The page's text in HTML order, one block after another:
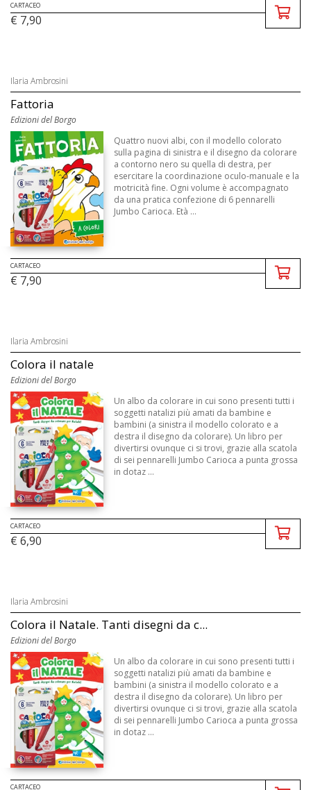
CARTACEO
€ 7,90
Ilaria Ambrosini
Fattoria
Edizioni del Borgo
Quattro nuovi albi, con il modello colorato
sulla pagina di sinistra e il disegno da colorare
a contorno nero su quella di destra, per
esercitare la coordinazione oculo-manuale e la
motricità fine. Ogni volume è accompagnato
da una pratica confezione di 6 pennarelli
Jumbo Carioca. Età ...
CARTACEO
€ 7,90
Ilaria Ambrosini
Colora il natale
Edizioni del Borgo
Un albo da colorare in cui sono presenti tutti i
soggetti natalizi più amati da bambine e
bambini (a sinistra il modello colorato e a
destra il disegno da colorare). Un libro per
divertirsi ovunque ci si trovi, grazie alla scatola
di sei pennarelli Jumbo Carioca a punta grossa
in dotaz ...
CARTACEO
€ 6,90
Ilaria Ambrosini
Colora il Natale. Tanti disegni da c...
Edizioni del Borgo
Un albo da colorare in cui sono presenti tutti i
soggetti natalizi più amati da bambine e
bambini (a sinistra il modello colorato e a
destra il disegno da colorare). Un libro per
divertirsi ovunque ci si trovi, grazie alla scatola
di sei pennarelli Jumbo Carioca a punta grossa
in dotaz ...
CARTACEO